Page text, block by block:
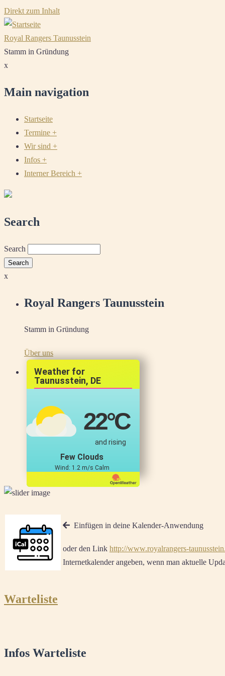
Direkt zum Inhalt
Royal Rangers Taunusstein
Stamm in Gründung
x
Main navigation
Startseite
Termine +
Wir sind +
Infos +
Interner Bereich +
Search
Search
x
Royal Rangers Taunusstein
Stamm in Gründung
Über uns
Taunusstein, DE
22°C
and rising
Few Clouds
Wind: 1.2 m/s Calm
Einfügen in deine Kalender-Anwendung
oder den Link http://www.royalrangers-
Internetkalender angeben, wenn man aktuelle
Warteliste
Infos Warteliste